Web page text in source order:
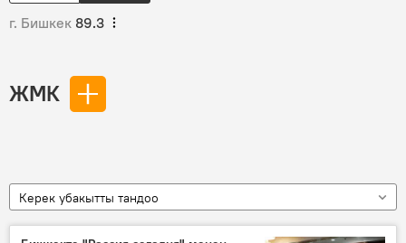
г. Бишкек 89.3
ЖМК
Керек убакытты тандоо